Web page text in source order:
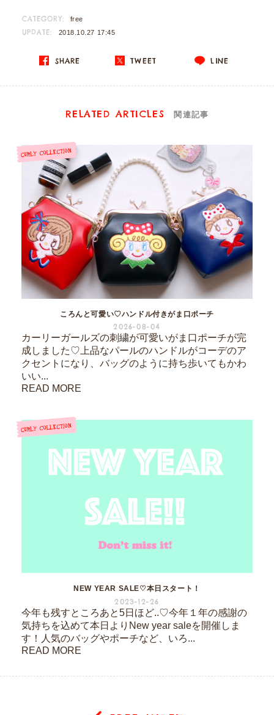
CATEGORY: free
UPDATE: 2018.10.27 17:45
SHARE TWEET LINE
RELATED ARTICLES 関連記事
ころんと可愛い♡ハンドル付きがま口ポーチ
2026-08-04
カーリーガールズの刺繍が可愛いがま口ポーチが完
成しました♡上品なパールのハンドルがコーデのア
クセントになり、バッグのように持ち歩いてもかわ
いい...
READ MORE
NEW YEAR SALE♡本日スタート！
2023-12-26
今年も残すところあと5日ほど..♡今年１年の感謝の
気持ちを込めて本日よりNew year saleを開催しま
す！人気のバッグやポーチなど、いろ...
READ MORE